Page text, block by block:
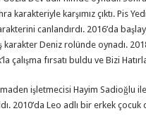
karakteriyle karşımız çıktı. Pis
canlandırdı. 2016’da
karakter Deniz rolünde oynadı.
çalışma fırsatı buldu ve Bizi
maden işletmecisi Hayim Sadioğlu
2010’da Leo adlı bir erkek